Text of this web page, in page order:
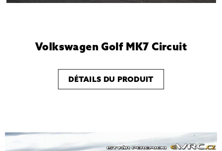
Volkswagen Golf MK7 Circuit
DÉTAILS DU PRODUIT